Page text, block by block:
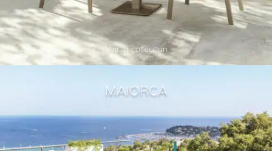
Voir la collection
MAIORCA